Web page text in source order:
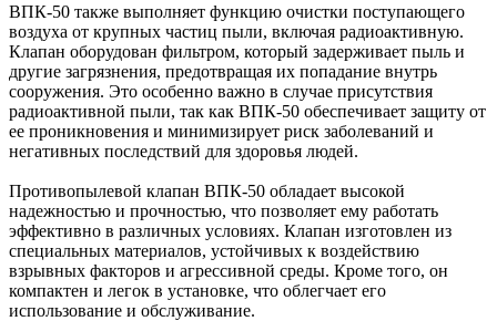
ВПК-50 также выполняет функцию очистки поступающего
воздуха от крупных частиц пыли, включая радиоактивную.
Клапан оборудован фильтром, который задерживает пыль и
другие загрязнения, предотвращая их попадание внутрь
сооружения. Это особенно важно в случае присутствия
радиоактивной пыли, так как ВПК-50 обеспечивает защиту от
ее проникновения и минимизирует риск заболеваний и
негативных последствий для здоровья людей.
Противопылевой клапан ВПК-50 обладает высокой
надежностью и прочностью, что позволяет ему работать
эффективно в различных условиях. Клапан изготовлен из
специальных материалов, устойчивых к воздействию
взрывных факторов и агрессивной среды. Кроме того, он
компактен и легок в установке, что облегчает его
использование и обслуживание.